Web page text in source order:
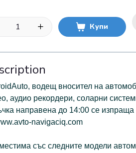
Купи
водещ вносител на
аудио рекордери, соларни
направена до 14:00 се
navigaciq.com
със следните модели